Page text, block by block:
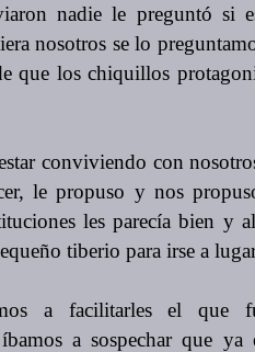
nadie le preguntó si
nosotros se lo
que los chiquillos
conviviendo con
le propuso y nos
les parecía bien y
tiberio para irse a
a facilitarles el que
a sospechar que